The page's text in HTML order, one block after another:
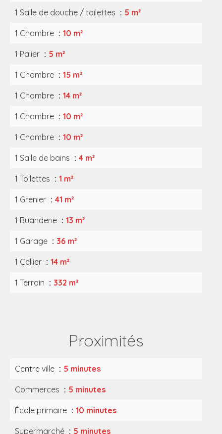
1 Salle de douche / toilettes 5 m²
1 Chambre 10 m²
1 Palier 5 m²
1 Chambre 15 m²
1 Chambre 14 m²
1 Chambre 10 m²
1 Chambre 10 m²
1 Salle de bains 4 m²
1 Toilettes 1 m²
1 Grenier 41 m²
1 Buanderie 13 m²
1 Garage 36 m²
1 Cellier 14 m²
1 Terrain 332 m²
Proximités
Centre ville 5 minutes
Commerces 5 minutes
École primaire 10 minutes
Supermarché 5 minutes